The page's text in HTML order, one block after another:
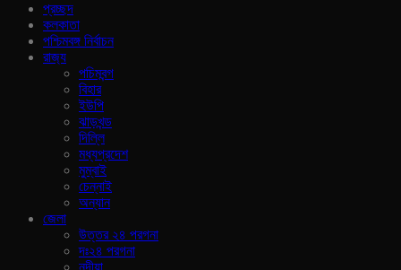
প্রচ্ছদ
কলকাতা
পশ্চিমবঙ্গ নির্বাচন
রাজ‍্য
পচিমবন্গ
বিহার
ইউপি
ঝাড়খন্ড
দিল্লি
মধ্যপ্রদেশ
মুম্বাই
চেন্নাই
অন্যান
জেলা
উত্তর ২৪ পরগনা
দঃ২৪ পরগনা